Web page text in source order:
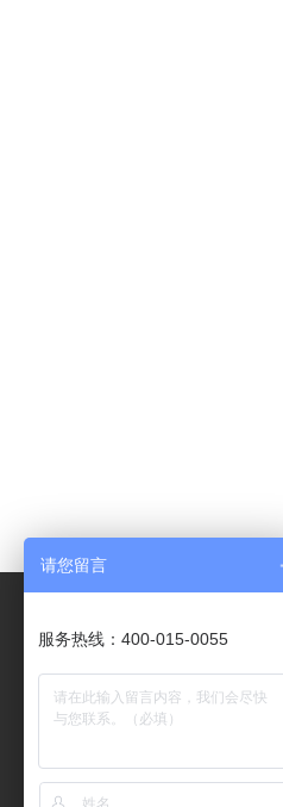
中盛锦程微信号
请您留言
服务热线：400-015-0055